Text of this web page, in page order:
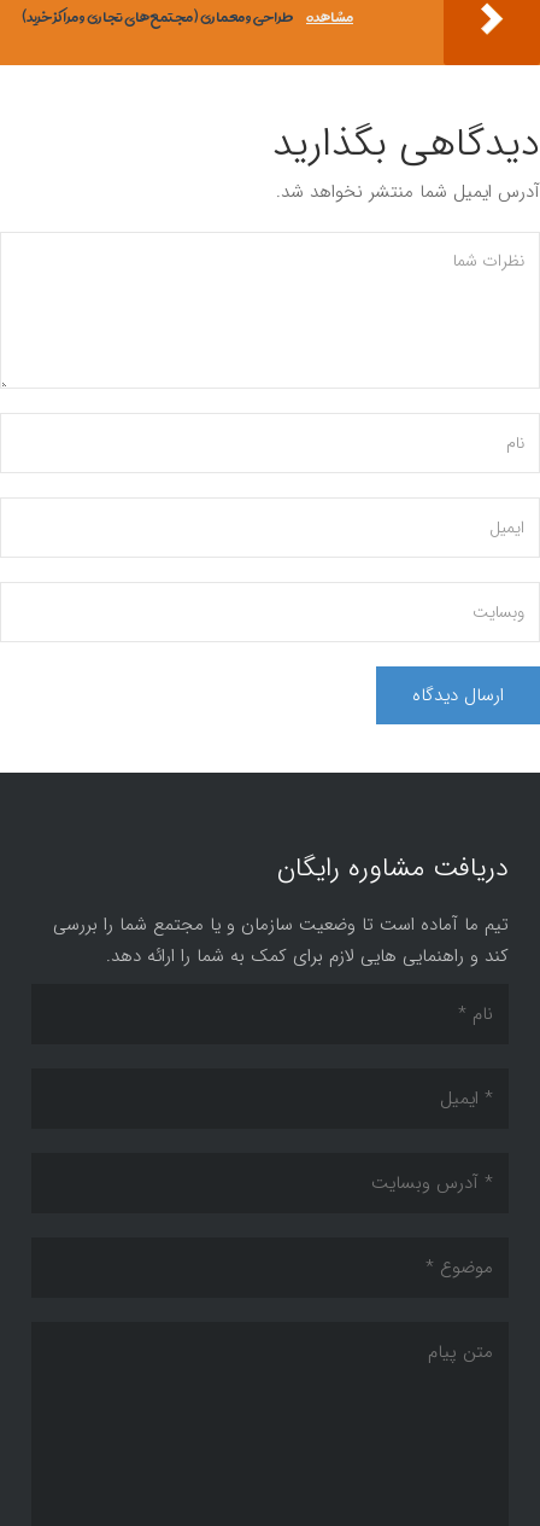
مشاهده طراحی و معماری ( مجتمع های تجاری و مراکز خرید)
بگذارید
ایمیل شما منتشر نخواهد شد.
دریافت مشاوره رایگان
تیم ما آماده است تا وضعیت سازمان و یا مجتمع شما را بررسی
کند و راهنمایی هایی لازم برای کمک به شما را ارائه دهد.